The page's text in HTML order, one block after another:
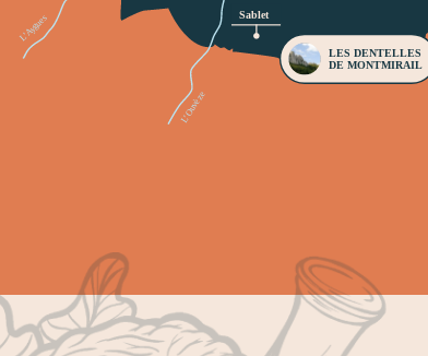
L’Aygues
L’Ouvèze
Sablet
LES DENTELLES
DE MONTMIRAIL